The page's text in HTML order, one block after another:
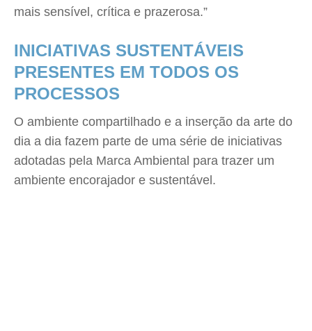
mais sensível, crítica e prazerosa.”
INICIATIVAS SUSTENTÁVEIS
PRESENTES EM TODOS OS
PROCESSOS
O ambiente compartilhado e a inserção da arte do
dia a dia fazem parte de uma série de iniciativas
adotadas pela Marca Ambiental para trazer um
ambiente encorajador e sustentável.